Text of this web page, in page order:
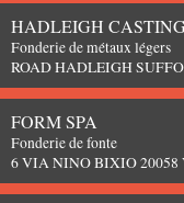
HADLEIGH
Fonderie de métaux légers
ROAD HADLEIGH
FORM SPA
Fonderie de fonte
6 VIA NINO BIXIO